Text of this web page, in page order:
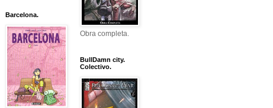
Barcelona.
Obra completa.
BullDamn city.
Colectivo.